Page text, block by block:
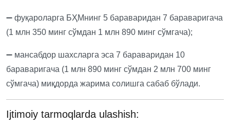
➖ фуқароларга БҲМнинг 5 бараваридан 7 бараваригача
(1 млн 350 минг сўмдан 1 млн 890 минг сўмгача);
➖ мансабдор шахсларга эса 7 бараваридан 10
бараваригача (1 млн 890 минг сўмдан 2 млн 700 минг
сўмгача) миқдорда жарима солишга сабаб бўлади.
Ijtimoiy tarmoqlarda ulashish: